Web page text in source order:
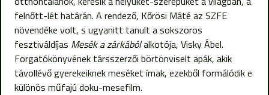
felnőtt-lét határán. A rendező, Kőrösi Máté az SZFE
növendéke volt, s ugyanitt tanult a sokszoros
fesztiváldíjas Mesék a zárkábólalkotója, Visky Ábel.
Forgatókönyvének társszerzői börtönviselt apák, akik
távollévő gyerekeiknek meséket írnak, ezekből formálódik e
különös műfajú doku-mesefilm.